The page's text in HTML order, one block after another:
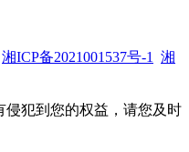
湘ICP备2021001537号-1
湘
犯到您的权益，请您及时